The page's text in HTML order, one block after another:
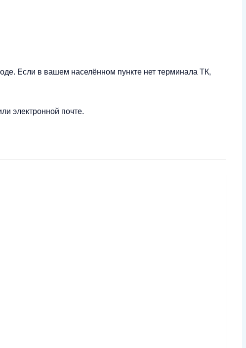
Если в вашем населённом пункте нет терминала ТК,
электронной почте.